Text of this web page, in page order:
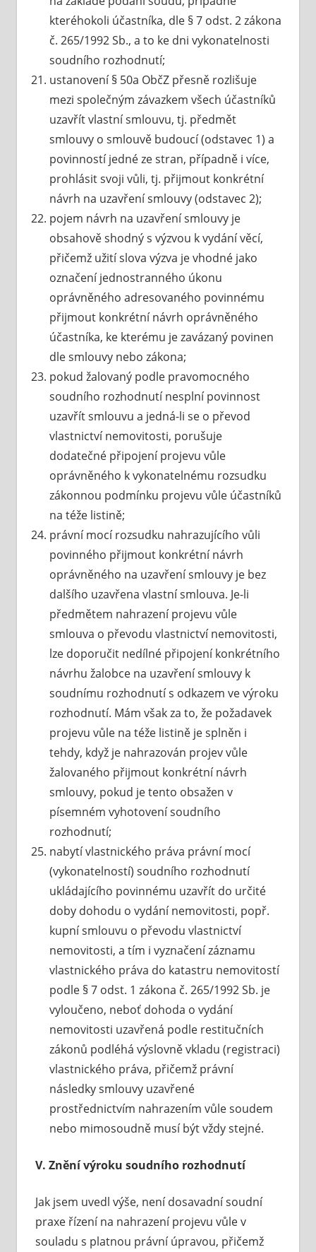
kteréhokoli účastníka, dle § 7 odst. 2 zákona
č. 265/1992 Sb., a to ke dni vykonatelnosti
soudního rozhodnutí;
ustanovení § 50a ObčZ přesně rozlišuje
mezi společným závazkem všech účastníků
uzavřít vlastní smlouvu, tj. předmět
smlouvy o smlouvě budoucí (odstavec 1) a
povinností jedné ze stran, případně i více,
prohlásit svoji vůli, tj. přijmout konkrétní
návrh na uzavření smlouvy (odstavec 2);
pojem návrh na uzavření smlouvy je
obsahově shodný s výzvou k vydání věcí,
přičemž užití slova výzva je vhodné jako
označení jednostranného úkonu
oprávněného adresovaného povinnému
přijmout konkrétní návrh oprávněného
účastníka, ke kterému je zavázaný povinen
dle smlouvy nebo zákona;
pokud žalovaný podle pravomocného
soudního rozhodnutí nesplní povinnost
uzavřít smlouvu a jedná-li se o převod
vlastnictví nemovitosti, porušuje
dodatečné připojení projevu vůle
oprávněného k vykonatelnému rozsudku
zákonnou podmínku projevu vůle účastníků
na téže listině;
právní mocí rozsudku nahrazujícího vůli
povinného přijmout konkrétní návrh
oprávněného na uzavření smlouvy je bez
dalšího uzavřena vlastní smlouva. Je-li
předmětem nahrazení projevu vůle
smlouva o převodu vlastnictví nemovitosti,
lze doporučit nedílné připojení konkrétního
návrhu žalobce na uzavření smlouvy k
soudnímu rozhodnutí s odkazem ve výroku
rozhodnutí. Mám však za to, že požadavek
projevu vůle na téže listině je splněn i
tehdy, když je nahrazován projev vůle
žalovaného přijmout konkrétní návrh
smlouvy, pokud je tento obsažen v
písemném vyhotovení soudního
rozhodnutí;
nabytí vlastnického práva právní mocí
(vykonatelností) soudního rozhodnutí
ukládajícího povinnému uzavřít do určité
doby dohodu o vydání nemovitosti, popř.
kupní smlouvu o převodu vlastnictví
nemovitosti, a tím i vyznačení záznamu
vlastnického práva do katastru nemovitostí
podle § 7 odst. 1 zákona č. 265/1992 Sb. je
vyloučeno, neboť dohoda o vydání
nemovitosti uzavřená podle restitučních
zákonů podléhá výslovně vkladu (registraci)
vlastnického práva, přičemž právní
následky smlouvy uzavřené
prostřednictvím nahrazením vůle soudem
nebo mimosoudně musí být vždy stejné.
V. Znění výroku soudního rozhodnutí
Jak jsem uvedl výše, není dosavadní soudní
praxe řízení na nahrazení projevu vůle v
souladu s platnou právní úpravou, přičemž